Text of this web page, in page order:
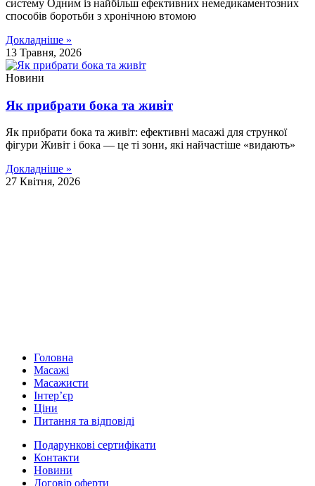
систему Одним із найбільш ефективних немедикаментозних
способів боротьби з хронічною втомою
Докладніше »
13 Травня, 2026
Новини
Як прибрати бока та живіт
Як прибрати бока та живіт: ефективні масажі для стрункої
фігури Живіт і бока — це ті зони, які найчастіше «видають»
Докладніше »
27 Квітня, 2026
Головна
Масажі
Масажисти
Інтер’єр
Ціни
Питання та відповіді
Подарункові сертифікати
Контакти
Новини
Договір оферти